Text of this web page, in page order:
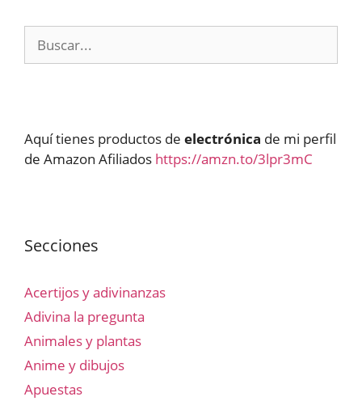
Aquí tienes productos de electrónica de mi perfil
de Amazon Afiliados https://amzn.to/3lpr3mC
Secciones
Acertijos y adivinanzas
Adivina la pregunta
Animales y plantas
Anime y dibujos
Apuestas